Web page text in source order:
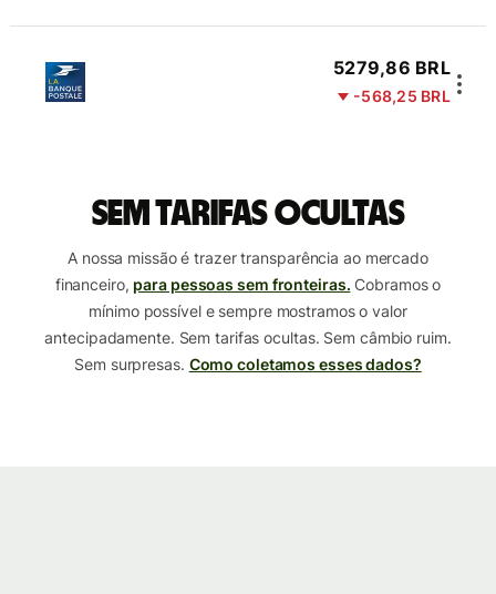
5279,86 BRL
-568,25 BRL
Sem tarifas ocultas
A nossa missão é trazer transparência ao mercado
financeiro, para pessoas sem fronteiras. Cobramos o
mínimo possível e sempre mostramos o valor
antecipadamente. Sem tarifas ocultas. Sem câmbio ruim.
Sem surpresas. Como coletamos esses dados?